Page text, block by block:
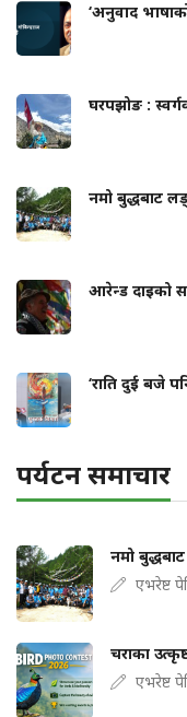
‘अनुवाद
घरपझोङ :
नमो बुद्धबाट
आरेन्ड दाइको
‘राति दुई बजे
पर्यटन समाचार
नमो
एभरेष्ट
चराका
एभरेष्ट